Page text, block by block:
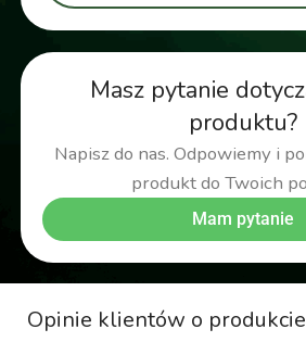
Masz pytanie
produktu?
Napisz do nas. Odpowiemy i
produkt do Twoich
Mam pytanie
Opinie klientów o produkcie